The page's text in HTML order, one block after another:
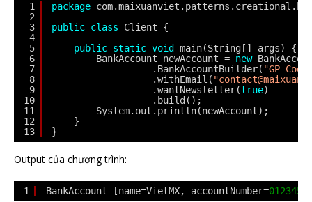
1
2
3
4
5
6
7
8
9
10
11
12
13
package
public class
Client {
public static void
main(String[] args) {
BankAccount newAccount = new
.BankAccountBuilder( "GP
.withEmail(
.wantNewsletter(true)
.build();
System.out.println(newAccount);
}
}
Output của chương trình:
1 BankAccount [name=VietMX, accountNumber=